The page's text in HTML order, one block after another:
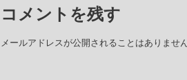
コメントを残す
メールアドレスが公開されることはありません